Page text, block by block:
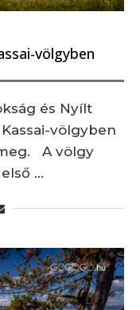
völgyben
és Nyílt
völgyben
A völgy
…